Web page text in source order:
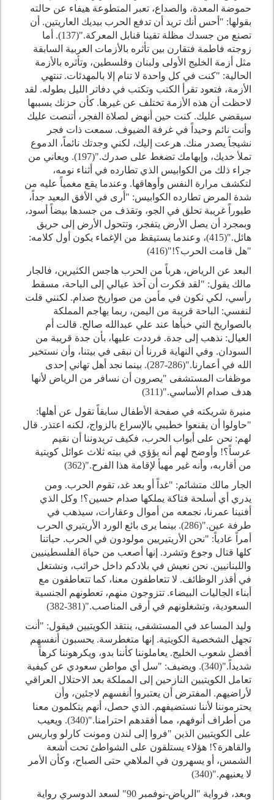
حموضة المعدة، والصداع، تعبر المتطوعة هيفاء عن حالته
بقولها: "أحس أنك تريد أن تدفع الحرب بيديك العاريتين. أن
تصنع من جسدك مظلة تقينا قنابل المعركة."(137). أما
زوجته فاطمة فتقارن بين تأثره بالأزمات العربية السابقة
مثل أزمة الخليج الأولى ولبنان وفلسطين، وتأثره بالأزمة
الحالية: "كنت في كل واحدة لا تنام إلا بالمهدئات. تنتهي
الأزمة، فتعود تقرأ الكتب وتكتب في دفاتر الليل بطوله. لقد
لاحظت أن هذه الأزمة تختلف عن غيرها. كأن حزنك بسببها
سيقضي عليك. كنت حين أنهض لصلاة الفجر، أتنصت عليك
وأنت نائم وحيداً في غرفة الضيوف. سمعت ذات فجر
نشيجاً يصدر منك. هرعت إليك، لكني وجدتك نائماً، الدموع
تملأ خديك، وإبهامك تضغط على صدرك."(197). ويعاني من
جراء ذلك من الكوابيس الذي تطارده في أثناء نومه،
لتكشف مرارة النفس وأوهاقها. وعندما يقع مغمياً عليه من
شدة المرض تطارده الكوابيس: "أرى في الأفق البعيد جداً،
طيوراً غريبة تحلق في الجو، وتقذف من جسدها بيضاً أسود،
وبمجرد أن يصل الأرض يتفجر، وتتحول الأرض إلى حريق
هائل."(415)، وعندما يستيقظ من الإغماء يكون أول كلامه:
"هل قامت الحرب؟!"(416)
البعد عن الرياض، هرباً من الحرب هاجس الكثيرين، فالجار
مالك يقول: "لقد فكرت أن آخذ عيالي إلى الباحة، مسقط
رأسي، لكي نكون في مأمن من صواريخ صدام. لكنني قلت
لنفسي: الباحة قريبة من اليمن، ربما يهاجم المملكة
بالصواريخ التي خبأها عند علي عبدالله صالح. قالت أم
العيال: نذهب إلى جدة. فرددت عليها، بأن جدة قريبة من
السودان. وفي النهاية قررنا أن نبقى في بيتنا، وأن نستخير
الله في أعمارنا."(286-287). بينما نجد أهل تهاني إحدى
موظفات المستشفى "يصرون أن نسافر من الرياض لأنها
هدف صدام الأساسي."(311)
منيرة شريكته في صفحة الأطفال سابقاً تقول عن أهلها:
"حاولوا أن يقنعوا خطيبي بالإسراع بالزواج، لكنه اعتذر. قال
لهم: نحن على أبواب الحرب، فكيف تريدوننا أن نقيم
عرساً؟! وأوضح لهم أنه يؤؤي في بيته ثلاث عوائل كويتية
من أقاربه، وأنه غير مهيأ لإقامة هذا الفرح."(362)
الجار مالك متشائم: "غداً أو بعد غد، تقوم الحرب. ومن
يدري أي أسلحة فتاكة يملكها صدام حسين؟! وكل الذي
أفنينا عمرنا، نجمعه من أموال وعقارات، سيذهب في
طرفة عين."(286). بينما يرى بائع الورد الأريتيري الحرب
أمراً عادياً: "نحن الأريتيريين مولودون في الحرب. حياتنا
كلها قتال وجوع وتشرد. إنها أصعب من حياة الفلسطينيين
واللبنانيين. نحن نعيش في بلادكم داخل خرائب، ونشتغل
في أقذر الوظائف. لا تتعاطفون معنا، كما تتعاطفون مع
أبناء الجاليات البيضاء. تتزوجون منهم، تعطونهم الجنسية
السعودية، وتشغلونهم في أرقى المناصب."(381-382)
وليد المساعد في المستشفى، ينتقد الكويتيين فيقول: "أنت
تجهل الشخصية الكويتية. إنها متغطرسة. يحسبون أنفسهم
أفضل شعوب الخليج. يعاملوننا كأننا بدو، ويكرهوننا كرهاً
شديداً."(340). ويضيف: "سل أي مواطن سعودي عن كيفية
تعامل الكويتيين النازحين إلى المملكة بعد الاحتلال العراقي
لأراضيهم. المفترض أن يعتبروا أنفسهم لاجئين، وأن
يحترموننا لأننا نستضيفهم. الذي حصل، أنهم يتكلمون معنا
من أطراف أنوفهم، مما أفقدهم احترامنا."(340). ويعيب
على الكويتيين الذين "فروا إلى لندن ومونت كارلو وباريس
والقاهرة؟! هؤلاء يستلقون على الشواطئ تحت أشعة
الشمس، أو يسهرون في الملاهي حتى الصباح، وكأن الأمر
لا يعنيهم."(340)
وبعد، فرواية "الرياض-نوفمبر 90" لسعد الدوسري رواية